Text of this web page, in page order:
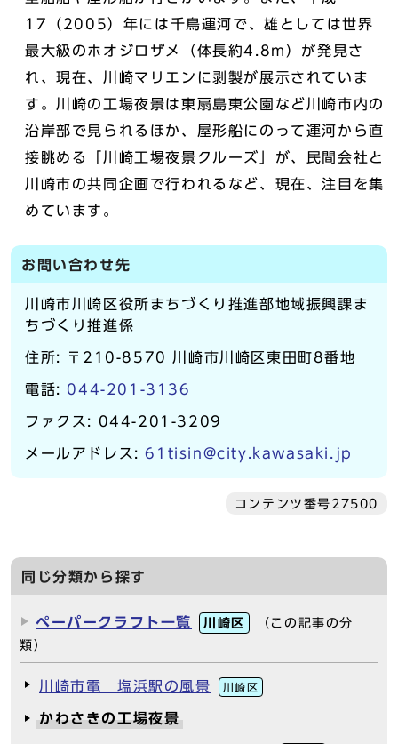
17（2005）年には千鳥運河で、雄としては世界
最大級のホオジロザメ（体長約4.8m）が発見さ
れ、現在、川崎マリエンに剥製が展示されていま
す。川崎の工場夜景は東扇島東公園など川崎市内の
沿岸部で見られるほか、屋形船にのって運河から直
接眺める「川崎工場夜景クルーズ」が、民間会社と
川崎市の共同企画で行われるなど、現在、注目を集
めています。
お問い合わせ先
川崎市川崎区役所まちづくり推進部地域振興課ま
ちづくり推進係
住所: 〒210-8570 川崎市川崎区東田町8番地
電話: 044-201-3136
ファクス: 044-201-3209
メールアドレス:61tisin@city.kawasaki.jp
コンテンツ番号27500
同じ分類から探す
ペーパークラフト一覧 川崎区
（この記事の分
類）
川崎市電 塩浜駅の風景 川崎区
かわさきの工場夜景